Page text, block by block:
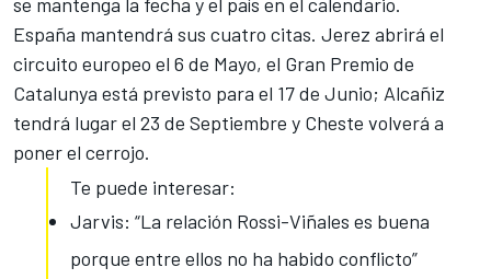
España mantendrá sus cuatro citas. Jerez abrirá el
circuito europeo el 6 de Mayo, el Gran Premio de
Catalunya está previsto para el 17 de Junio; Alcañiz
tendrá lugar el 23 de Septiembre y Cheste volverá a
poner el cerrojo.
Te puede interesar:
Jarvis: “La relación Rossi-Viñales es buena
porque entre ellos no ha habido conflicto”